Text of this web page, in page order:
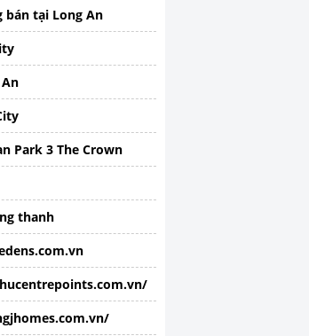
bán tại Long An
Park 3 The Crown
thanh